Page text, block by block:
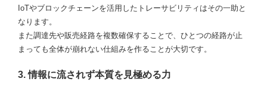
IoTやブロックチェーンを活用したトレーサビリティはその一助と
なります。
また調達先や販売経路を複数確保することで、ひとつの経路が止
まっても全体が崩れない仕組みを作ることが大切です。
3. 情報に流されず本質を見極める力